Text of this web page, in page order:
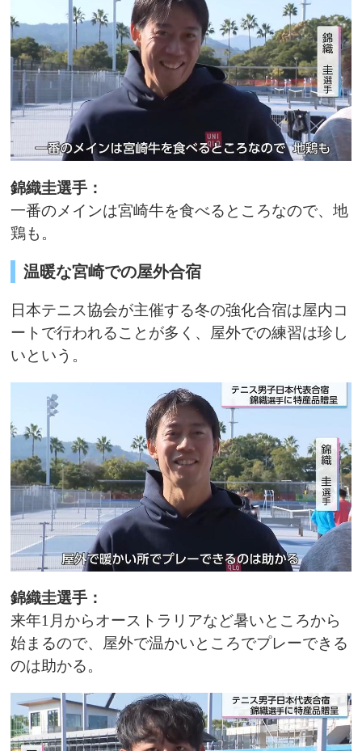
錦織圭選手：
一番のメインは宮崎牛を食べるところなので、地
鶏も。
温暖な宮崎での屋外合宿
日本テニス協会が主催する冬の強化合宿は屋内コ
ートで行われることが多く、屋外での練習は珍し
いという。
錦織圭選手：
来年1月からオーストラリアなど暑いところから
始まるので、屋外で温かいところでプレーできる
のは助かる。